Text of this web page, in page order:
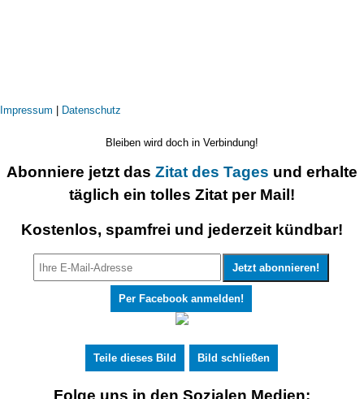
Impressum Datenschutz
Bleiben wird doch in Verbindung!
Abonniere jetzt das Zitat des Tages und erhalte
täglich ein tolles Zitat per Mail!
Kostenlos, spamfrei und jederzeit kündbar!
Per Facebook anmelden!
Teile dieses Bild Bild schließen
Folge uns in den Sozialen Medien: